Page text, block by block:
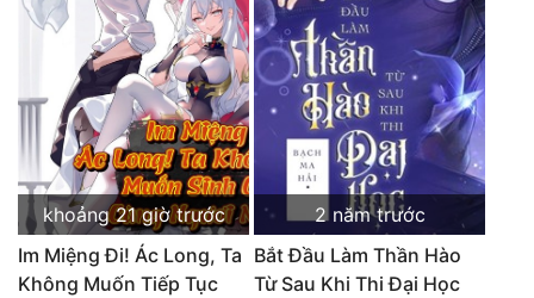
Vô Địch Lưu
Xây Dựng Thế Lực
Đam Mỹ
Đẹp Hiệp
Tính Cách Nhân Vật :
khoảng 21 giờ trước
Im Miệng Đi! Ác Long, Ta
Không Muốn Tiếp Tục
2 năm trước
Bắt Đầu Làm Thần Hào
Từ Sau Khi Thi Đại Học